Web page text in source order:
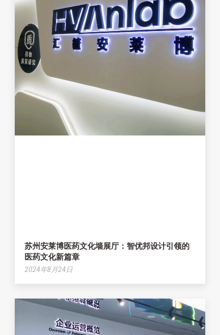
苏州安莱博医药文化墙展厅：智优邦设计引领的
医药文化新篇章
2024年8月24日